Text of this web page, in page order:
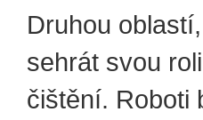
Druhou
sehrát svou
čištění. Roboti